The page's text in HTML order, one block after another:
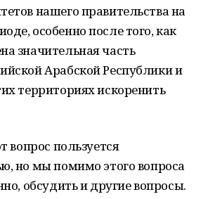
нашего правительства на
особенно после того, как
значительная часть
Арабской Республики и
территориях искоренить
вопрос пользуется
но мы помимо этого вопроса
обсудить и другие вопросы.